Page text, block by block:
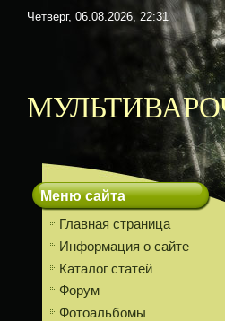
Четверг, 06.08.2026, 22:31
Меню сайта
Главная страница
Информация о сайте
Каталог статей
Форум
Фотоальбомы